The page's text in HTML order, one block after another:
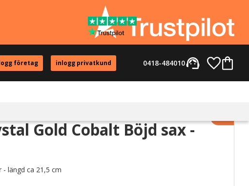
företag inlogg privatkund support_agent
0418-484010
Gold Cobalt Böjd sax -
längd ca 21,5 cm
Lägg